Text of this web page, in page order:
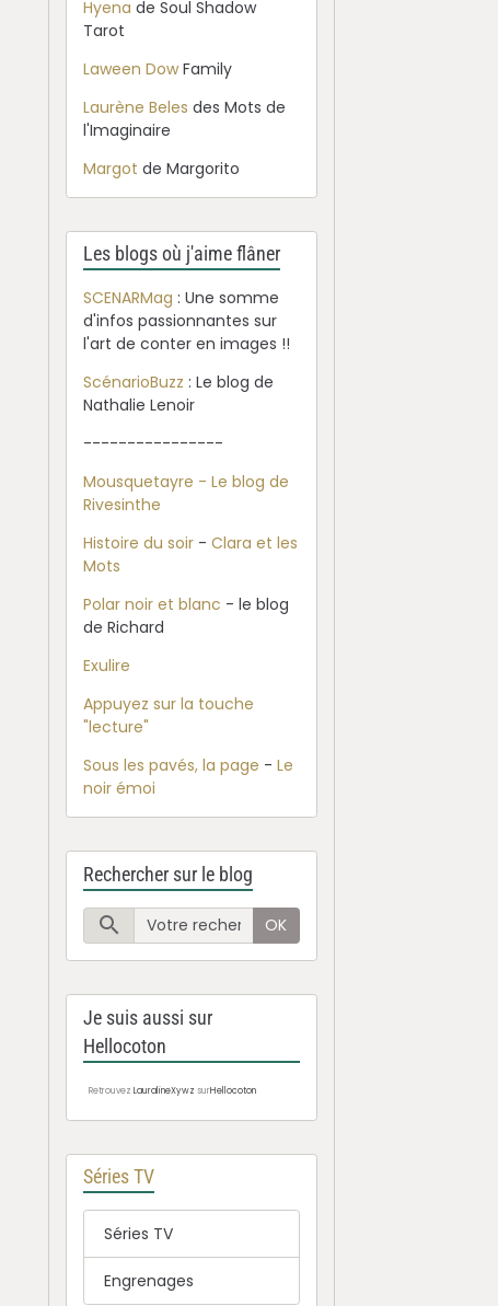
Hyena de Soul Shadow
Tarot
Laween DowFamily
Laurène Beles des Mots de
l'Imaginaire
Margot de Margorito
Les blogs où j'aime flâner
SCENARMag : Une somme
d'infos passionnantes sur
l'art de conter en images !!
ScénarioBuzz : Le blog de
Nathalie Lenoir
----------------
Mousquetayre - Le blog de
Rivesinthe
Histoire du soir -Clara et les
Mots
Polar noir et blanc - le blog
de Richard
Exulire
Appuyez sur la touche
"lecture"
Sous les pavés, la page -Le
noir émoi
Rechercher sur le blog
OK
Je suis aussi sur
Hellocoton
RetrouvezLauralineXywz surHellocoton
Séries TV
Séries TV
Engrenages